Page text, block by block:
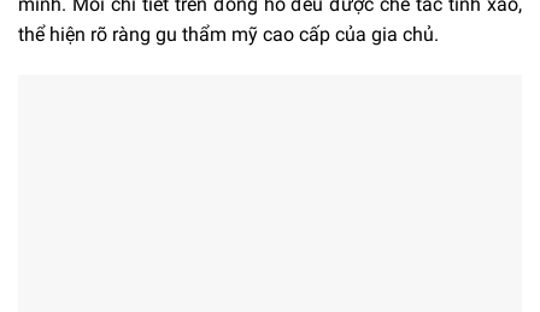
thể hiện rõ ràng gu thẩm mỹ cao cấp của gia chủ.